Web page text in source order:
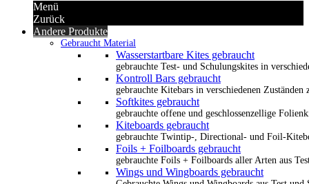
Menü
Zurück
Andere Produkte
Gebraucht Material
Wasserstartbare Kites gebraucht
gebrauchte Test- und Schulungskites in
Kontroll Bars gebraucht
gebrauchte Kitebars in verschiedenen Zuständen
Softkites gebraucht
gebrauchte offene und geschlossenzellige
Kiteboards gebraucht
gebrauchte Twintip-, Directional- und Foil-
Foils + Foilboards gebraucht
gebrauchte Foils + Foilboards aller Arten aus
Wings und Wingboards gebraucht